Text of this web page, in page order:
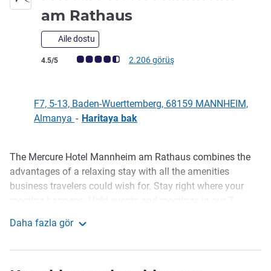
am Rathaus
Aile dostu
Avis müşterileri puanı (ALL Puanlama)
4.5/5 2.206 görüş
F7, 5-13, Baden-Wuerttemberg, 68159 MANNHEIM,
Almanya - Haritaya bak
Açıklama
The Mercure Hotel Mannheim am Rathaus combines the
advantages of a relaxing stay with all the amenities
business travelers could wish for. Stay right where your
Mannheim, you will spend the night in a great location. The
Daha fazla gör